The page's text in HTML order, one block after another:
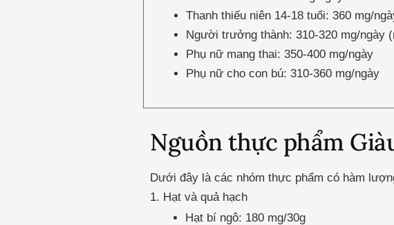
Thanh thiếu niên 14-18 tuổi: 360 mg/
Người trưởng thành: 310-320 mg/ngày
Phụ nữ mang thai: 350-400 mg/ngày
Phụ nữ cho con bú: 310-360 mg/ngày
Nguồn thực phẩm
Dưới đây là các nhóm thực phẩm có hàm
1. Hạt và quả hạch
Hạt bí ngô: 180 mg/30g